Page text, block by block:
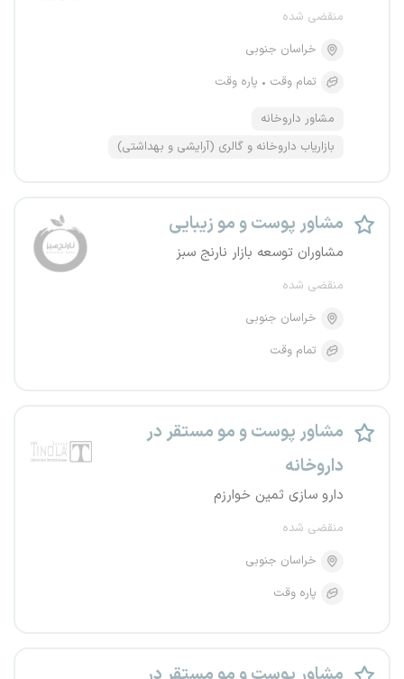
منقضی شده
خراسان جنوبی
تمام وقت
پاره وقت
مشاور داروخانه
بازاریاب داروخانه و گالری (آرایشی و بهداشتی)
مشاور پوست و مو زیبایی
مشاوران توسعه بازار نارنج سبز
منقضی شده
خراسان جنوبی
تمام وقت
مشاور پوست و مو مستقر در
داروخانه
دارو سازی ثمین خوارزم
منقضی شده
خراسان جنوبی
پاره وقت